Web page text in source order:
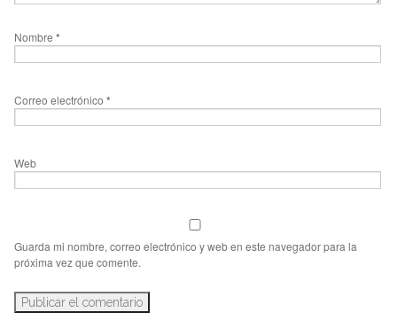
Nombre *
Correo electrónico *
Web
Guarda mi nombre, correo electrónico y web en este navegador para la
próxima vez que comente.